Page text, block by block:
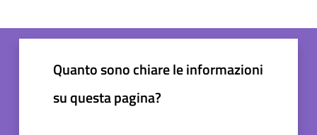
Quanto sono chiare le informazioni
su questa pagina?